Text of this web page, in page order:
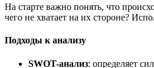
На старте важно понять, что
чего не хватает на их стороне?
Подходы к анализу
SWOT-анализ: определяет